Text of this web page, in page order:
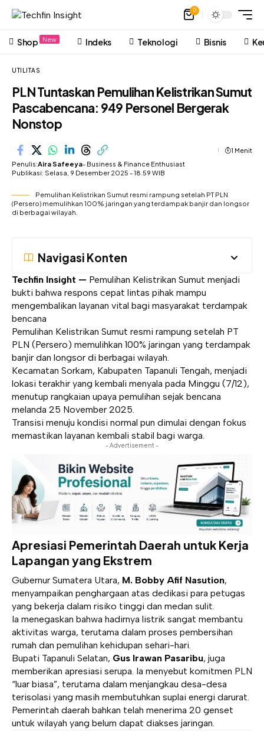
0
Shop New Indeks Teknologi Bisnis
UTILITAS
PLN Tuntaskan Pemulihan Kelistrikan Sumut
Pascabencana: 949 Personel Bergerak
Nonstop
Penulis:Aira Safeeya- Business & Finance Enthusiast
Publikasi: Selasa, 9 Desember 2025 - 18.59 WIB
1 Menit
Pemulihan Kelistrikan Sumut resmi rampung setelah PT PLN
(Persero) memulihkan 100% jaringan yang terdampak banjir dan longsor
di berbagai wilayah.
Navigasi Konten
Techfin Insight — Pemulihan Kelistrikan Sumut menjadi
bukti bahwa respons cepat lintas pihak mampu
mengembalikan layanan vital bagi masyarakat terdampak
bencana
Pemulihan Kelistrikan Sumut resmi rampung setelah PT
PLN (Persero) memulihkan 100% jaringan yang terdampak
banjir dan longsor di berbagai wilayah.
Kecamatan Sorkam, Kabupaten Tapanuli Tengah, menjadi
lokasi terakhir yang kembali menyala pada Minggu (7/12),
menutup rangkaian upaya pemulihan sejak bencana
melanda 25 November 2025.
Transisi menuju kondisi normal pun dimulai dengan fokus
memastikan layanan kembali stabil bagi warga.
- Advertisement -
Apresiasi Pemerintah Daerah untuk Kerja
Lapangan yang Ekstrem
Gubernur Sumatera Utara, M. Bobby Afif Nasution,
menyampaikan penghargaan atas dedikasi para petugas
yang bekerja dalam risiko tinggi dan medan sulit.
Ia menegaskan bahwa hadirnya listrik sangat membantu
aktivitas warga, terutama dalam proses pembersihan
rumah dan pemulihan kehidupan sehari-hari.
Bupati Tapanuli Selatan, Gus Irawan Pasaribu, juga
memberikan apresiasi serupa. Ia menyebut komitmen PLN
“luar biasa”, terutama dalam menjangkau desa-desa
terisolasi yang masih membutuhkan suplai energi darurat.
Pemerintah daerah bahkan telah menerima 20 genset
untuk wilayah yang belum dapat diakses jaringan.